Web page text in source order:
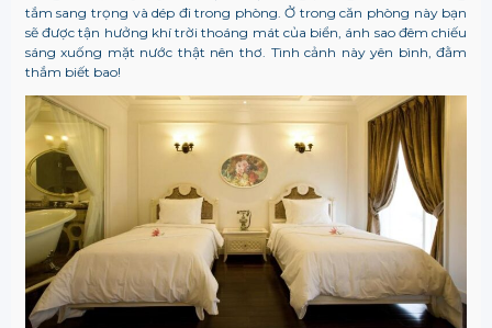
tắm sang trọng và dép đi trong phòng. Ở trong căn phòng này bạn
sẽ được tận hưởng khí trời thoáng mát của biển, ánh sao đêm chiếu
sáng xuống mặt nước thật nên thơ. Tình cảnh này yên bình, đằm
thắm biết bao!